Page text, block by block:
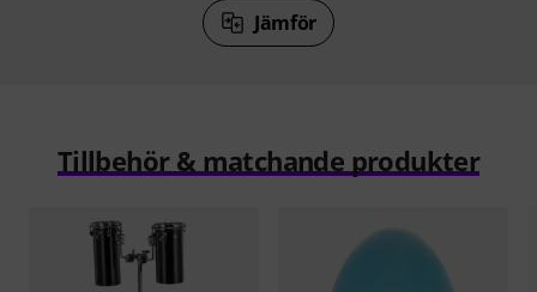
Jämför
Tillbehör & matchande produkter